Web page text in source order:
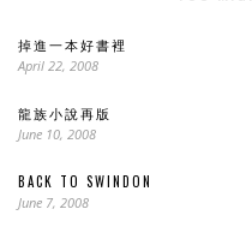
掉進一本好書裡
April 22, 2008
龍族小說再版
June 10, 2008
BACK TO SWINDON
June 7, 2008